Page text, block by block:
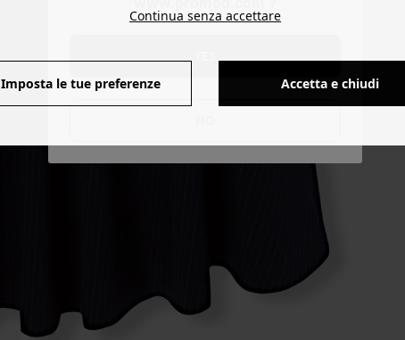
Continua senza accettare
Imposta le tue preferenze Accetta e chiudi